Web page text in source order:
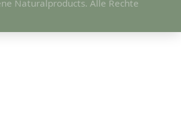
Naturalproducts. Alle Rechte